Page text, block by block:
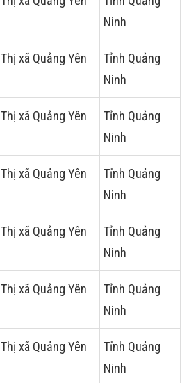
Ninh
Thị xã Quảng Yên
Tỉnh Quảng
Ninh
Thị xã Quảng Yên
Tỉnh Quảng
Ninh
Thị xã Quảng Yên
Tỉnh Quảng
Ninh
Thị xã Quảng Yên
Tỉnh Quảng
Ninh
Thị xã Quảng Yên
Tỉnh Quảng
Ninh
Thị xã Quảng Yên
Tỉnh Quảng
Ninh